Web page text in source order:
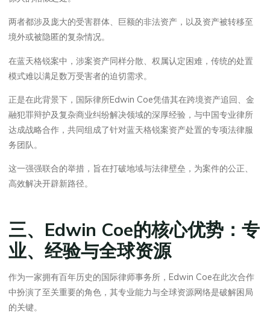
两者都涉及庞大的受害群体、巨额的非法资产，以及资产被转移至
境外或被隐匿的复杂情况。
在蓝天格锐案中，涉案资产同样分散、权属认定困难，传统的处置
模式难以满足数万受害者的迫切需求。
正是在此背景下，国际律所Edwin Coe凭借其在跨境资产追回、金
融犯罪辩护及复杂商业纠纷解决领域的深厚经验，与中国专业律所
达成战略合作，共同组成了针对蓝天格锐案资产处置的专项法律服
务团队。
这一强强联合的举措，旨在打破地域与法律壁垒，为案件的公正、
高效解决开辟新路径。
三、Edwin Coe的核心优势：专
业、经验与全球资源
作为一家拥有百年历史的国际律师事务所，Edwin Coe在此次合作
中扮演了至关重要的角色，其专业能力与全球资源网络是破解困局
的关键。